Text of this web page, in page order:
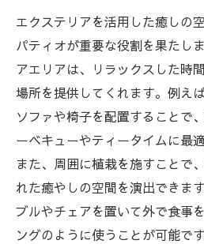
エクステリアを活用した癒しの
パティオが重要な役割を果たし
アエリアは、リラックスした時
場所を提供してくれます。例え
ソファや椅子を配置することで
ーベキューやティータイムに最
また、周囲に植栽を施すことで
れた癒やしの空間を演出できま
ブルやチェアを置いて外で食事
ングのように使うことが可能で